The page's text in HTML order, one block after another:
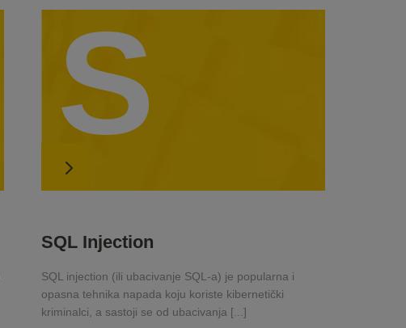
S
SQL Injection
SQL injection (ili ubacivanje SQL-a) je popularna i
opasna tehnika napada koju koriste kibernetički
kriminalci, a sastoji se od ubacivanja [...]